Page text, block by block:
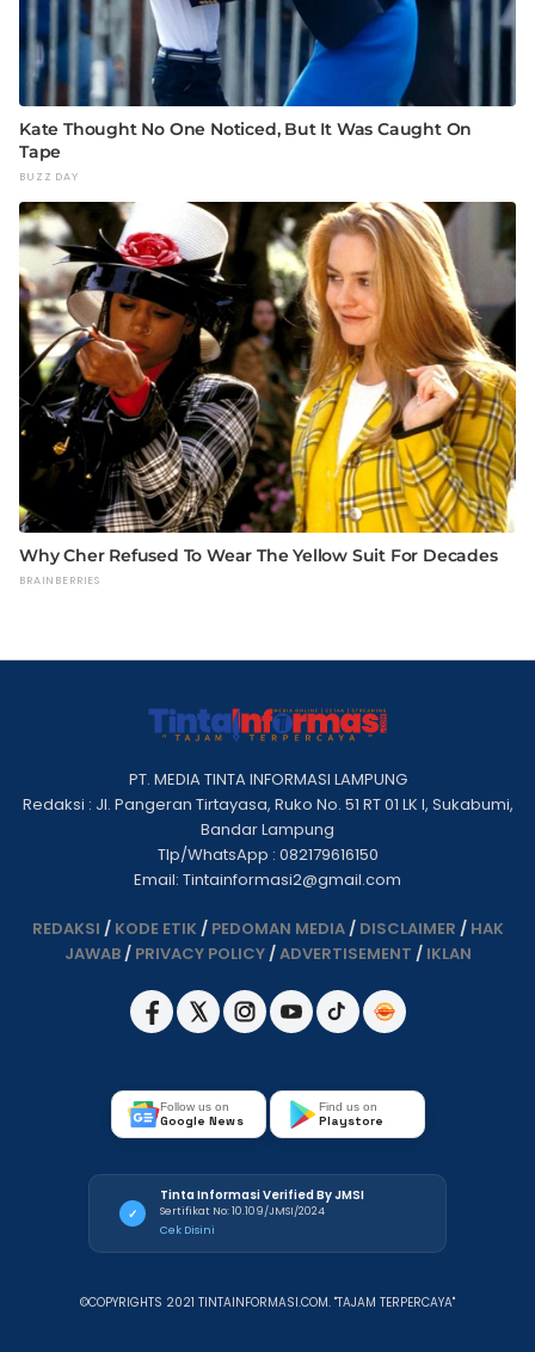
PT. MEDIA TINTA INFORMASI LAMPUNG
Redaksi : Jl. Pangeran Tirtayasa, Ruko No. 51 RT 01 LK I, Sukabumi,
Bandar Lampung
Tlp/WhatsApp : 082179616150
Email: Tintainformasi2@gmail.com
REDAKSI / KODE ETIK / PEDOMAN MEDIA/ DISCLAIMER / HAK
JAWAB/ PRIVACY POLICY/ADVERTISEMENT / IKLAN
Follow us on
Google News
Find us on
Playstore
✓
Tinta Informasi Verified By JMSI
Sertifikat No: 10.109/JMSI/2024
Cek Disini
©COPYRIGHTS 2021 TINTAINFORMASI.COM. "TAJAM TERPERCAYA"